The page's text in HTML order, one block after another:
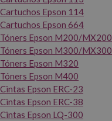
Cartuchos Epson 114
Cartuchos Epson 664
Tóners Epson M200/MX200
Tóners Epson M300/MX300
Tóners Epson M320
Tóners Epson M400
Cintas Epson ERC-23
Cintas Epson ERC-38
Cintas Epson LQ-300